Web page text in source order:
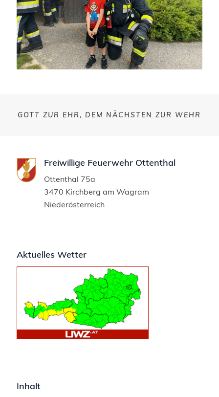
GOTT ZUR EHR, DEM NÄCHSTEN ZUR WEHR
Freiwillige Feuerwehr Ottenthal
Ottenthal 75a
3470 Kirchberg am Wagram
Niederösterreich
Aktuelles Wetter
Inhalt